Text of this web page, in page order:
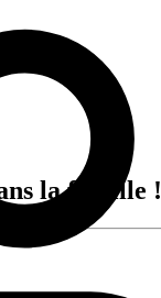
la famille !